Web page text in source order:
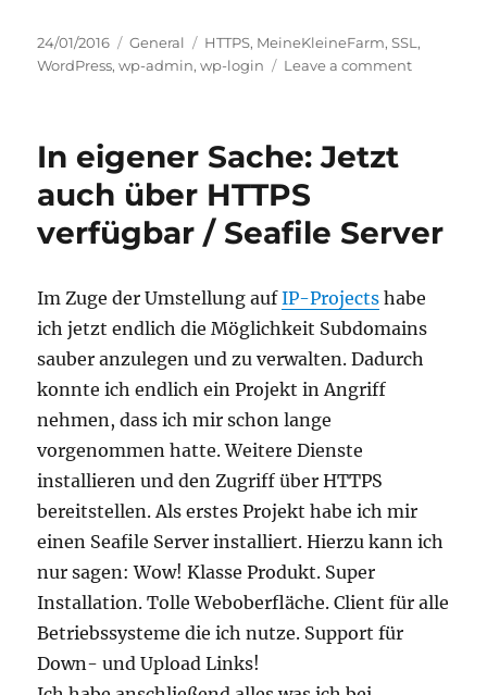
Posted
on
24/01/2016 Categories
General Tags
HTTPS, MeineKleineFarm,SSL ,
WordPress,wp-admin,wp-login Leave a commenton
In eigener Sache: Jetzt
auch über HTTPS
verfügbar / Seafile Server
Im Zuge der Umstellung aufIP-Projects habe
ich jetzt endlich die Möglichkeit Subdomains
sauber anzulegen und zu verwalten. Dadurch
konnte ich endlich ein Projekt in Angriff
nehmen, dass ich mir schon lange
vorgenommen hatte. Weitere Dienste
installieren und den Zugriff über HTTPS
bereitstellen. Als erstes Projekt habe ich mir
einen Seafile Server installiert. Hierzu kann ich
nur sagen: Wow! Klasse Produkt. Super
Installation. Tolle Weboberfläche. Client für alle
Betriebssysteme die ich nutze. Support für
Down- und Upload Links!